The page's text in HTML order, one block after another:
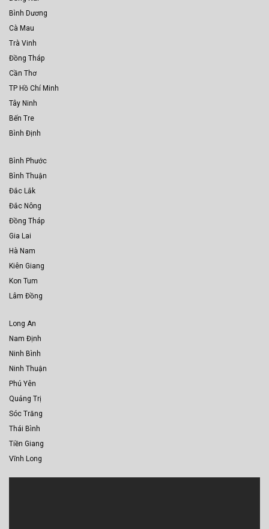
Bình Dương
Cà Mau
Trà Vinh
Đồng Tháp
Cần Thơ
TP Hồ Chí Minh
Tây Ninh
Bến Tre
Bình Định
Bình Phước
Bình Thuận
Đắc Lắk
Đắc Nông
Đồng Tháp
Gia Lai
Hà Nam
Kiên Giang
Kon Tum
Lâm Đồng
Long An
Nam Định
Ninh Bình
Ninh Thuận
Phú Yên
Quảng Trị
Sóc Trăng
Thái Bình
Tiền Giang
Vĩnh Long